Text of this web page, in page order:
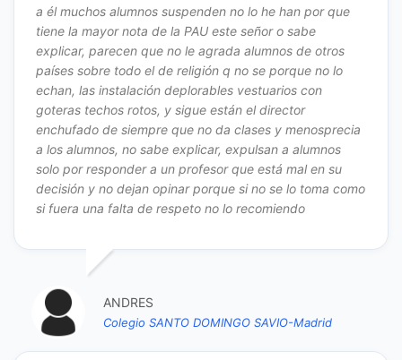
a él muchos alumnos suspenden no lo he han por que
tiene la mayor nota de la PAU este señor o sabe
explicar, parecen que no le agrada alumnos de otros
países sobre todo el de religión q no se porque no lo
echan, las instalación deplorables vestuarios con
goteras techos rotos, y sigue están el director
enchufado de siempre que no da clases y menosprecia
a los alumnos, no sabe explicar, expulsan a alumnos
solo por responder a un profesor que está mal en su
decisión y no dejan opinar porque si no se lo toma como
si fuera una falta de respeto no lo recomiendo
ANDRES
Colegio SANTO DOMINGO SAVIO-Madrid